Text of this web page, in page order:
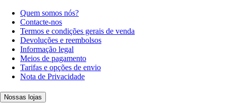
Quem somos nós?
Contacte-nos
Termos e condições gerais de venda
Devoluções e reembolsos
Informação legal
Meios de pagamento
Tarifas e opções de envio
Nota de Privacidade
Nossas lojas